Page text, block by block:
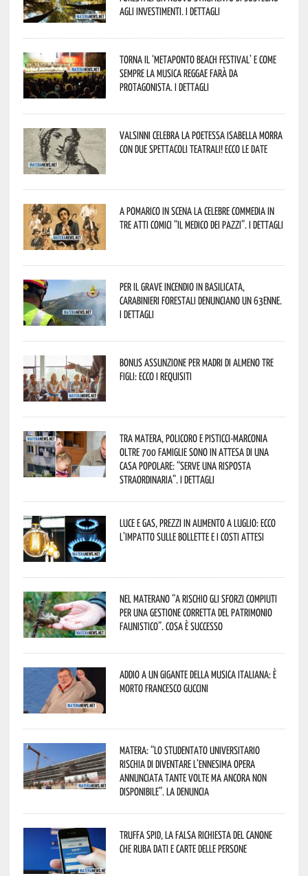
agli investimenti. I dettagli
Torna il ‘Metaponto beach festival’ e come
sempre la musica reggae farà da
protagonista. I dettagli
Valsinni celebra la poetessa Isabella Morra
con due spettacoli teatrali! Ecco le date
A Pomarico in scena la celebre commedia in
tre atti comici “Il medico dei pazzi”. I dettagli
Per il grave incendio in Basilicata,
Carabinieri forestali denunciano un 63enne.
I dettagli
Bonus assunzione per madri di almeno tre
figli: ecco i requisiti
Tra Matera, Policoro e Pisticci-Marconia
oltre 700 famiglie sono in attesa di una
casa popolare: “serve una risposta
straordinaria”. I dettagli
Luce e gas, prezzi in aumento a luglio: ecco
l’impatto sulle bollette e i costi attesi
Nel materano “a rischio gli sforzi compiuti
per una gestione corretta del patrimonio
faunistico”. Cosa è successo
Addio a un gigante della musica italiana: è
morto Francesco Guccini
Matera: “Lo studentato universitario
rischia di diventare l’ennesima opera
annunciata tante volte ma ancora non
disponibile”. La denuncia
Truffa Spid, la falsa richiesta del canone
che ruba dati e carte delle persone